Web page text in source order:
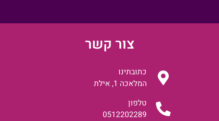
צור קשר
כתובתינו
המלאכה 1, אילת
טלפון
0512202289